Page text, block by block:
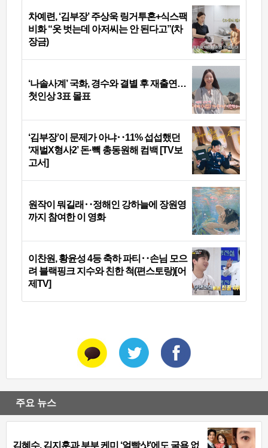
차예련, ‘김부장’ 주상욱 링거투혼+식스팩
비화 “옷 벗는데 아저씨는 안 된다고”(차
장금)
‘나솔사계’ 국화, 경수와 결별 후 재출연…
첫인상 3표 몰표
‘김부장’이 문제가 아냐‥11% 섭섭했던
‘재벌X형사2’ 돈·빽 총동원해 컴백 [TV보
고서]
원작이 뭐길래‥정해인 강하늘에 장원영
까지 참여한 이 영화
이찬원, 황윤성 4등 축하 파티‥손님 모으
려 블랙핑크 지수와 친한 척(편스토랑)[어
제TV]
주요 뉴스
김혜수, 김지훈과 부부 케미 ‘얼빡샷’에도 굴욕 없